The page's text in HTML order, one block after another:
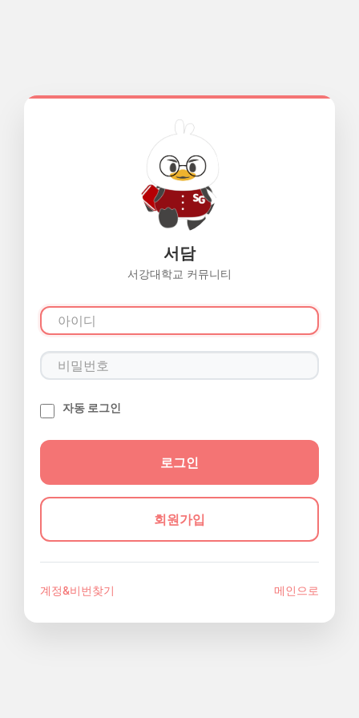
서담
서강대학교 커뮤니티
자동 로그인
회원가입
계정&비번찾기 메인으로